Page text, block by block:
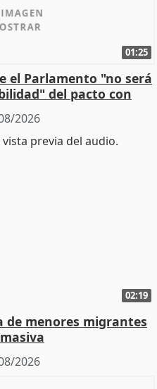
01:25
el Parlamento "no será
del pacto con
2026
02:19
de menores migrantes
2026